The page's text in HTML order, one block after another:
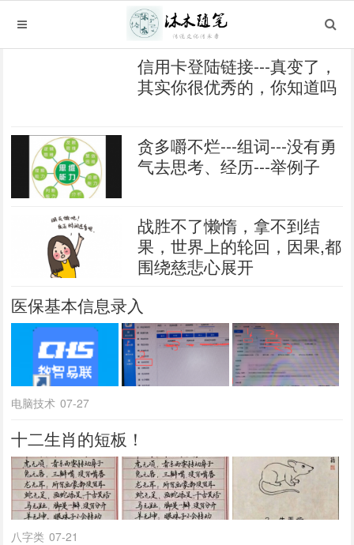
信用卡登陆链接---真变了，
其实你很优秀的，你知道吗
贪多嚼不烂---组词---没有勇
气去思考、经历---举例子
战胜不了懒惰，拿不到结
果，世界上的轮回，因果,都
围绕慈悲心展开
医保基本信息录入
电脑技术 07-27
十二生肖的短板！
八字类 07-21